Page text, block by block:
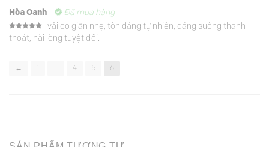
Hòa Oanh Đã mua hàng
Được xếp
hạng 55
vải co giãn nhẹ, tôn dáng tự nhiên, dáng suông thanh
thoát, hài lòng tuyệt đối.
← … 4 5 6